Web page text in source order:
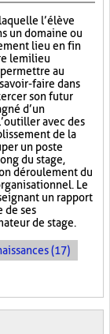
l’élève
un domaine ou
lieu en fin
le milieu
au
faire dans
son futur
d’un
avec des
de la
un poste
du stage,
déroulement du
Le
un rapport
de ses
de stage.
(17)